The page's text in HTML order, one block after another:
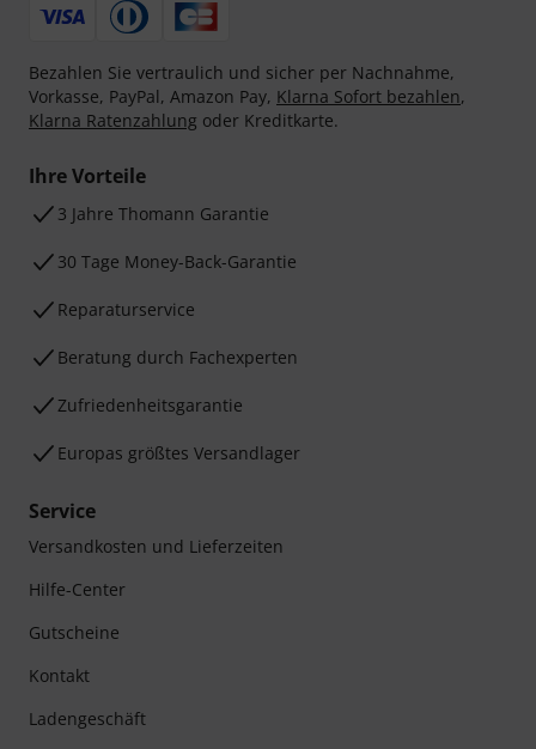
Bezahlen Sie vertraulich und sicher per Nachnahme,
Vorkasse, PayPal, Amazon Pay, Klarna Sofort bezahlen,
Klarna Ratenzahlung oder Kreditkarte.
Ihre Vorteile
3 Jahre Thomann Garantie
30 Tage Money-Back-Garantie
Reparaturservice
Beratung durch Fachexperten
Zufriedenheitsgarantie
Europas größtes Versandlager
Service
Versandkosten und Lieferzeiten
Hilfe-Center
Gutscheine
Kontakt
Ladengeschäft